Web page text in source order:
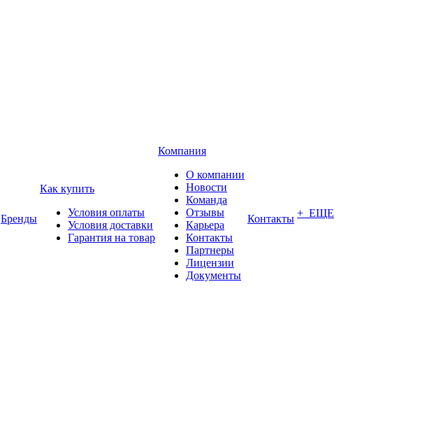
Бренды
Как купить
Условия оплаты
Условия доставки
Гарантия на товар
Компания
О компании
Новости
Команда
Отзывы
Карьера
Контакты
Партнеры
Лицензии
Документы
Контакты + ЕЩЕ